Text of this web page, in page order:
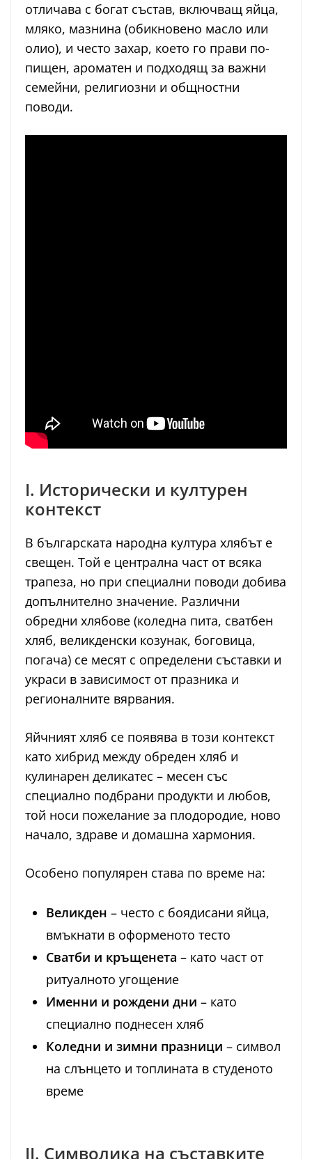
отличава с богат състав, включващ яйца,
мляко, мазнина (обикновено масло или
олио), и често захар, което го прави по-
пищен, ароматен и подходящ за важни
семейни, религиозни и общностни
поводи.
I. Исторически и културен
контекст
В българската народна култура хлябът е
свещен. Той е централна част от всяка
трапеза, но при специални поводи добива
допълнително значение. Различни
обредни хлябове (коледна пита, сватбен
хляб, великденски козунак, боговица,
погача) се месят с определени съставки и
украси в зависимост от празника и
регионалните вярвания.
Яйчният хляб се появява в този контекст
като хибрид между обреден хляб и
кулинарен деликатес – месен със
специално подбрани продукти и любов,
той носи пожелание за плодородие, ново
начало, здраве и домашна хармония.
Особено популярен става по време на:
Великден – често с боядисани яйца,
вмъкнати в оформеното тесто
Сватби и кръщенета – като част от
ритуалното угощение
Именни и рождени дни – като
специално поднесен хляб
Коледни и зимни празници – символ
на слънцето и топлината в студеното
време
II. Символика на съставките